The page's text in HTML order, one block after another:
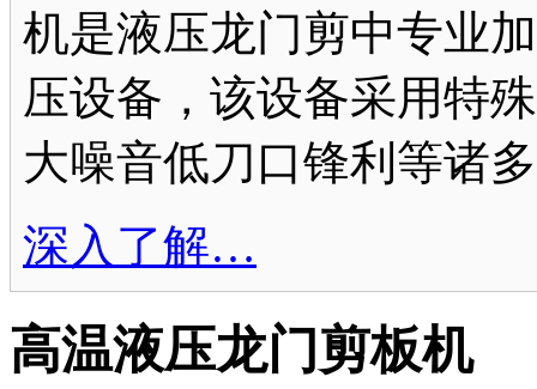
机是液压龙门剪中专业
压设备，该设备采用特
大噪音低刀口锋利等诸
深入了解…
高温液压龙门剪板机